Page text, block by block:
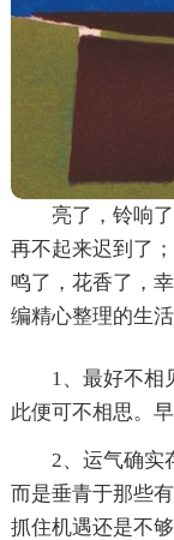
亮了，铃响
再不起来迟到了
鸣了，花香了，
编精心整理的生
1、最好不相
此便可不相思。早
2、运气确实
而是垂青于那些
抓住机遇还是不